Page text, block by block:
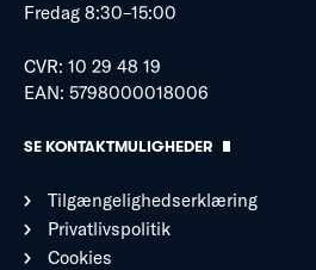
Fredag 8:30–15:00
CVR: 10 29 48 19
EAN: 5798000018006
SE KONTAKTMULIGHEDER
Tilgængelighedserklæring
Privatlivspolitik
Cookies